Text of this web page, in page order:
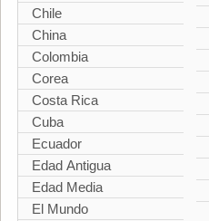
Chile
China
Colombia
Corea
Costa Rica
Cuba
Ecuador
Edad Antigua
Edad Media
El Mundo